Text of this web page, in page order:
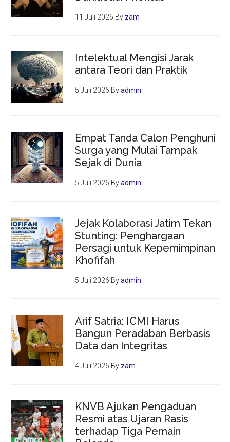
11 Juli 2026 By zam
Intelektual Mengisi Jarak
antara Teori dan Praktik
5 Juli 2026 Byadmin
Empat Tanda Calon Penghuni
Surga yang Mulai Tampak
Sejak di Dunia
5 Juli 2026 Byadmin
Jejak Kolaborasi Jatim Tekan
Stunting: Penghargaan
Persagi untuk Kepemimpinan
Khofifah
5 Juli 2026 Byadmin
Arif Satria: ICMI Harus
Bangun Peradaban Berbasis
Data dan Integritas
4 Juli 2026 By zam
KNVB Ajukan Pengaduan
Resmi atas Ujaran Rasis
terhadap Tiga Pemain